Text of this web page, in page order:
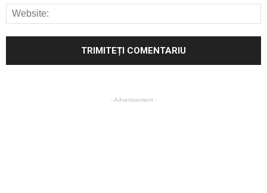
- Advertisement -